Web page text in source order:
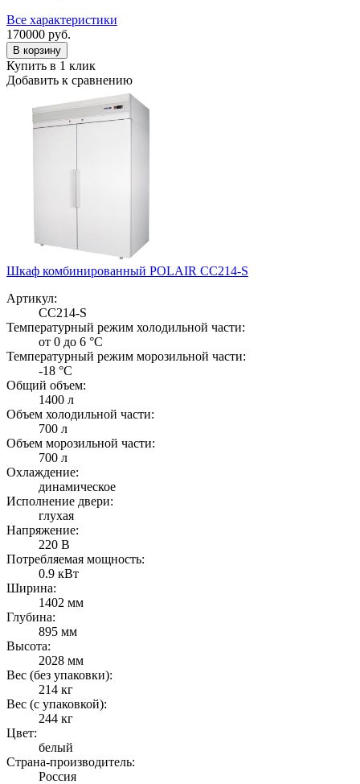
Все характеристики
170000 руб.
В корзину
Купить в 1 клик
Добавить к сравнению
Шкаф комбинированный POLAIR CC214-S
Артикул:
CC214-S
Температурный режим холодильной части:
от 0 до 6 °C
Температурный режим морозильной части:
-18 °C
Общий объем:
1400 л
Объем холодильной части:
700 л
Объем морозильной части:
700 л
Охлаждение:
динамическое
Исполнение двери:
глухая
Напряжение:
220 В
Потребляемая мощность:
0.9 кВт
Ширина:
1402 мм
Глубина:
895 мм
Высота:
2028 мм
Вес (без упаковки):
214 кг
Вес (с упаковкой):
244 кг
Цвет:
белый
Страна-производитель:
Россия